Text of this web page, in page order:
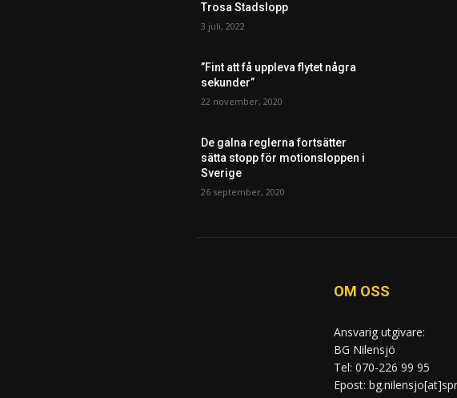
Trosa Stadslopp
3 juli, 2022
”Fint att få uppleva flytet några
sekunder”
22 november, 2020
De galna reglerna fortsätter
sätta stopp för motionsloppen i
Sverige
26 september, 2020
OM OSS
Ansvarig utgivare:
BG Nilensjö
Tel: 070-226 99 95
Epost: